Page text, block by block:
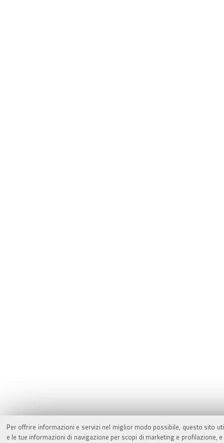
Per offrire informazioni e servizi nel miglior modo possibile, questo sito
e le tue informazioni di navigazione per scopi di marketing e